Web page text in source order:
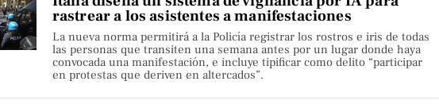
rastrear a los asistentes a manifestaciones
La nueva norma permitirá a la Policía registrar los rostros e iris de todas
las personas que transiten una semana antes por un lugar donde haya
convocada una manifestación, e incluye tipificar como delito “participar
en protestas que deriven en altercados”.